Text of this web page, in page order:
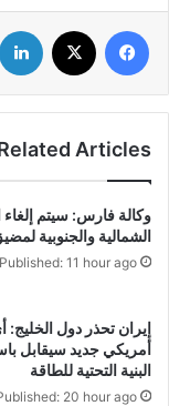
فيسبوك
Articles
وكالة فارس: سيتم
الشمالية والجنوبية
Published: 11 hour ago
إيران تحذر دول الخليج:
أمريكي جديد سيقابل
البنية التحتية للطاقة
20 hour ago